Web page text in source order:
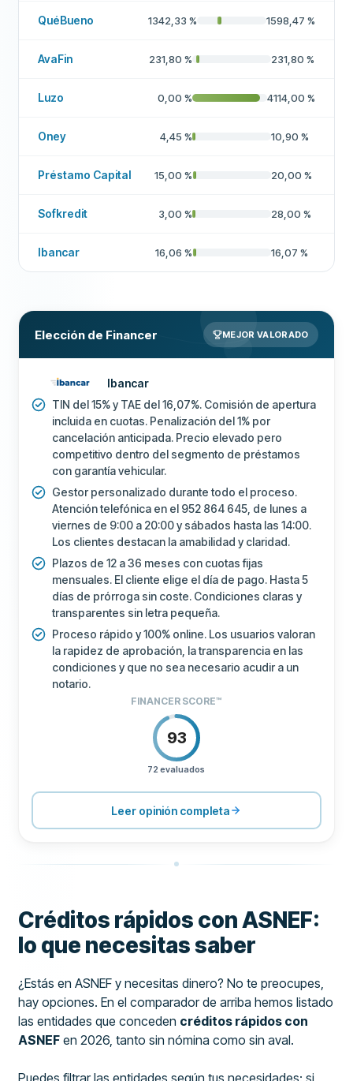
QuéBueno 1342,33 % 1598,47 %
AvaFin 231,80 % 231,80 %
Luzo 0,00 % 4114,00 %
Oney 4,45 % 10,90 %
Préstamo Capital 15,00 % 20,00 %
Sofkredit 3,00 % 28,00 %
Ibancar 16,06 % 16,07 %
Elección de Financer MEJOR VALORADO
Ibancar
TIN del 15% y TAE del 16,07%. Comisión de apertura
incluida en cuotas. Penalización del 1% por
cancelación anticipada. Precio elevado pero
competitivo dentro del segmento de préstamos
con garantía vehicular.
Gestor personalizado durante todo el proceso.
Atención telefónica en el 952 864 645, de lunes a
viernes de 9:00 a 20:00 y sábados hasta las 14:00.
Los clientes destacan la amabilidad y claridad.
Plazos de 12 a 36 meses con cuotas fijas
mensuales. El cliente elige el día de pago. Hasta 5
días de prórroga sin coste. Condiciones claras y
transparentes sin letra pequeña.
Proceso rápido y 100% online. Los usuarios valoran
la rapidez de aprobación, la transparencia en las
condiciones y que no sea necesario acudir a un
notario.
FINANCER SCORE™
93
72 evaluados
CONDICIONES 100
Leer opinión completa
Créditos rápidos con ASNEF:
lo que necesitas saber
¿Estás en ASNEF y necesitas dinero? No te preocupes,
hay opciones. En el comparador de arriba hemos listado
las entidades que conceden créditos rápidos con
ASNEF en 2026, tanto sin nómina como sin aval.
Puedes filtrar las entidades según tus necesidades: si